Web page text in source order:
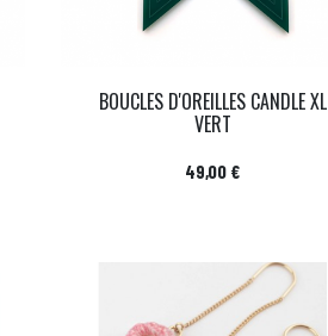
BOUCLES D'OREILLES CANDLE XL
VERT
Prix
49,00 €